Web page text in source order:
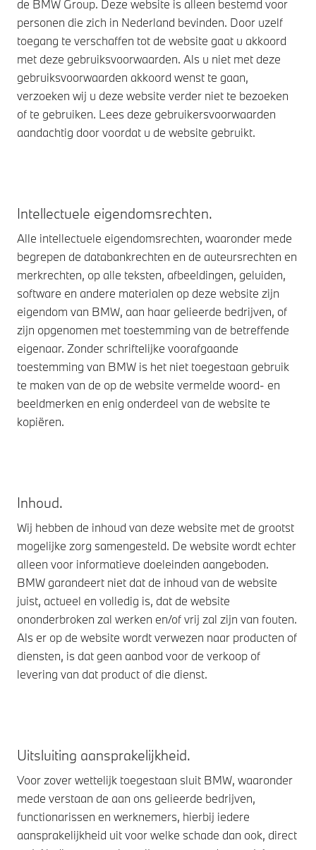
de BMW Group. Deze website is alleen bestemd voor
personen die zich in Nederland bevinden. Door uzelf
toegang te verschaffen tot de website gaat u akkoord
met deze gebruiksvoorwaarden. Als u niet met deze
gebruiksvoorwaarden akkoord wenst te gaan,
verzoeken wij u deze website verder niet te bezoeken
of te gebruiken. Lees deze gebruikersvoorwaarden
aandachtig door voordat u de website gebruikt.
Intellectuele eigendomsrechten.
Alle intellectuele eigendomsrechten, waaronder mede
begrepen de databankrechten en de auteursrechten en
merkrechten, op alle teksten, afbeeldingen, geluiden,
software en andere materialen op deze website zijn
eigendom van BMW, aan haar gelieerde bedrijven, of
zijn opgenomen met toestemming van de betreffende
eigenaar. Zonder schriftelijke voorafgaande
toestemming van BMW is het niet toegestaan gebruik
te maken van de op de website vermelde woord- en
beeldmerken en enig onderdeel van de website te
kopiëren.
Inhoud.
Wij hebben de inhoud van deze website met de grootst
mogelijke zorg samengesteld. De website wordt echter
alleen voor informatieve doeleinden aangeboden.
BMW garandeert niet dat de inhoud van de website
juist, actueel en volledig is, dat de website
ononderbroken zal werken en/of vrij zal zijn van fouten.
Als er op de website wordt verwezen naar producten of
diensten, is dat geen aanbod voor de verkoop of
levering van dat product of die dienst.
Uitsluiting aansprakelijkheid.
Voor zover wettelijk toegestaan sluit BMW, waaronder
mede verstaan de aan ons gelieerde bedrijven,
functionarissen en werknemers, hierbij iedere
aansprakelijkheid uit voor welke schade dan ook, direct